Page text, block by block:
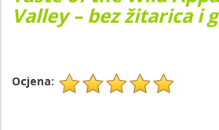
Valley – bez žitarica i
Ocjena: